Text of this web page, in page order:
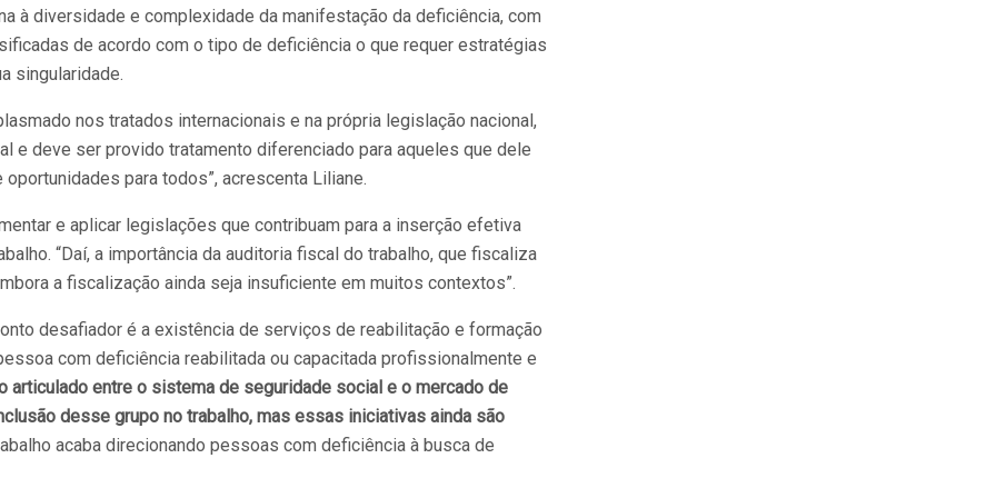
à diversidade e complexidade da manifestação da deficiência, com
de acordo com o tipo de deficiência o que requer estratégias
singularidade.
nos tratados internacionais e na própria legislação nacional,
e deve ser provido tratamento diferenciado para aqueles que dele
para todos”, acrescenta Liliane.
e aplicar legislações que contribuam para a inserção efetiva
“Daí, a importância da auditoria fiscal do trabalho, que fiscaliza
a fiscalização ainda seja insuficiente em muitos contextos”.
desafiador é a existência de serviços de reabilitação e formação
com deficiência reabilitada ou capacitada profissionalmente e
articulado entre o sistema de seguridade social e o mercado de
desse grupo no trabalho, mas essas iniciativas ainda são
acaba direcionando pessoas com deficiência à busca de